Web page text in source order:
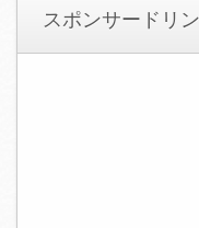
スポンサードリ